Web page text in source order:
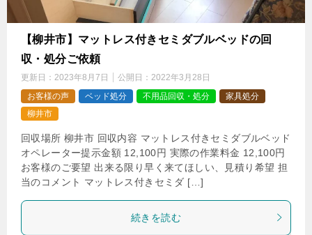
【柳井市】マットレス付きセミダブルベッドの回
収・処分ご依頼
更新日： 2023年8月7日 公開日： 2022年3月28日
お客様の声
ベッド処分 不用品回収・処分
家具処分
柳井市
回収場所 柳井市 回収内容 マットレス付きセミダブルベッド
オペレーター提示金額 12,100円 実際の作業料金 12,100円
お客様のご要望 出来る限り早く来てほしい、見積り希望 担
当のコメント マットレス付きセミダ […]
続きを読む